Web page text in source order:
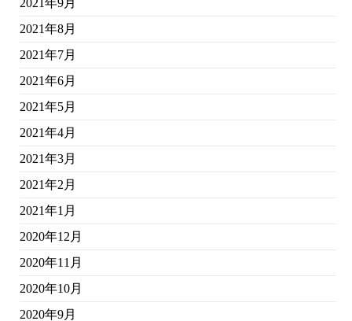
2021年9月
2021年8月
2021年7月
2021年6月
2021年5月
2021年4月
2021年3月
2021年2月
2021年1月
2020年12月
2020年11月
2020年10月
2020年9月